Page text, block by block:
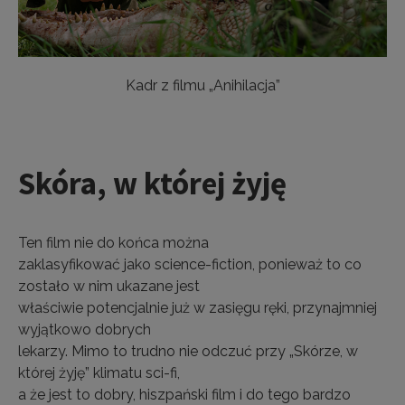
Kadr z filmu „Anihilacja”
Skóra, w której żyję
Ten film nie do końca można
zaklasyfikować jako science-fiction, ponieważ to co
zostało w nim ukazane jest
właściwie potencjalnie już w zasięgu ręki, przynajmniej
wyjątkowo dobrych
lekarzy. Mimo to trudno nie odczuć przy „Skórze, w
której żyję” klimatu sci-fi,
a że jest to dobry, hiszpański film i do tego bardzo